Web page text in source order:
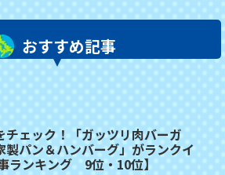
おすすめ記事
チェック！「ガッツリ肉バーガ
製パン＆ハンバーグ」がランクイ
ランキング 9位・10位】